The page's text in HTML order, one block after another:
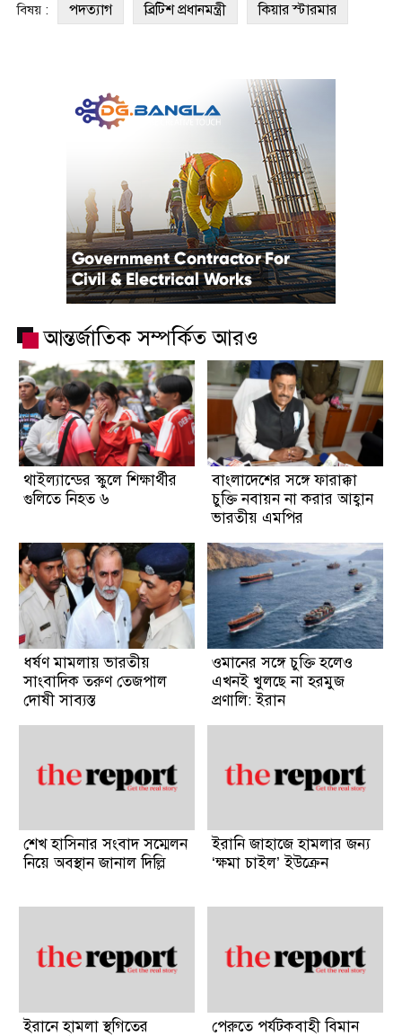
বিষয় : পদত্যাগ ব্রিটিশ প্রধানমন্ত্রী কিয়ার স্টারমার
আন্তর্জাতিক সম্পর্কিত আরও
থাইল্যান্ডের স্কুলে শিক্ষার্থীর
গুলিতে নিহত ৬
বাংলাদেশের সঙ্গে ফারাক্কা
চুক্তি নবায়ন না করার আহ্বান
ভারতীয় এমপির
ধর্ষণ মামলায় ভারতীয়
সাংবাদিক তরুণ তেজপাল
দোষী সাব্যস্ত
ওমানের সঙ্গে চুক্তি হলেও
এখনই খুলছে না হরমুজ
প্রণালি: ইরান
শেখ হাসিনার সংবাদ সম্মেলন
নিয়ে অবস্থান জানাল দিল্লি
ইরানি জাহাজে হামলার জন্য
‘ক্ষমা চাইল’ ইউক্রেন
ইরানে হামলা স্থগিতের
পেরুতে পর্যটকবাহী বিমান